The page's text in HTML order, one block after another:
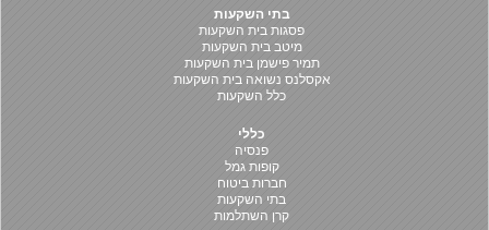
בתי השקעות
פסגות בית השקעות
מיטב בית השקעות
תמיר פישמן בית השקעות
אקסלנס נשואה בית השקעות
כלל השקעות
כללי
פנסיה
קופות גמל
חברות ביטוח
בתי השקעות
קרן השתלמות